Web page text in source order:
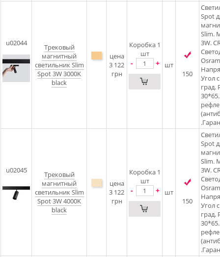
u02044
Трековый
магнитный
светильник Slim
Spot 3W 3000K
black
цена
3 122
грн
Коробка 1
шт
- +
шт
150
Spot
Slim.
3W.
Угол
град.
u02045
Трековый
магнитный
светильник Slim
Spot 3W 4000K
black
цена
3 122
грн
Коробка 1
шт
- +
шт
150
Spot
Slim.
3W.
Угол
град.